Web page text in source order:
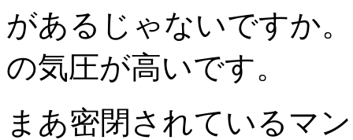
があるじゃないですか
の気圧が高いです。
まあ密閉されているマ